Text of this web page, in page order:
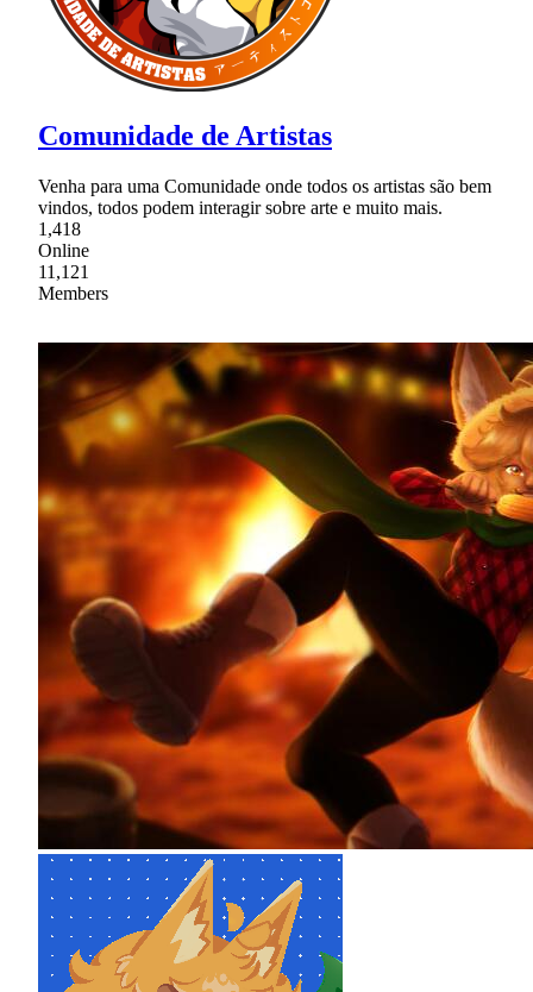
Comunidade de Artistas
Venha para uma Comunidade onde todos os artistas são bem
vindos, todos podem interagir sobre arte e muito mais.
1,418
Online
11,121
Members